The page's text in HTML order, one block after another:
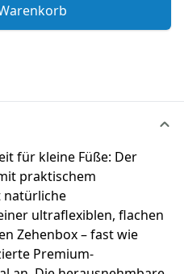
für kleine Füße: Der
praktischem
natürliche
ultraflexiblen, flachen
Zehenbox – fast wie
Premium-